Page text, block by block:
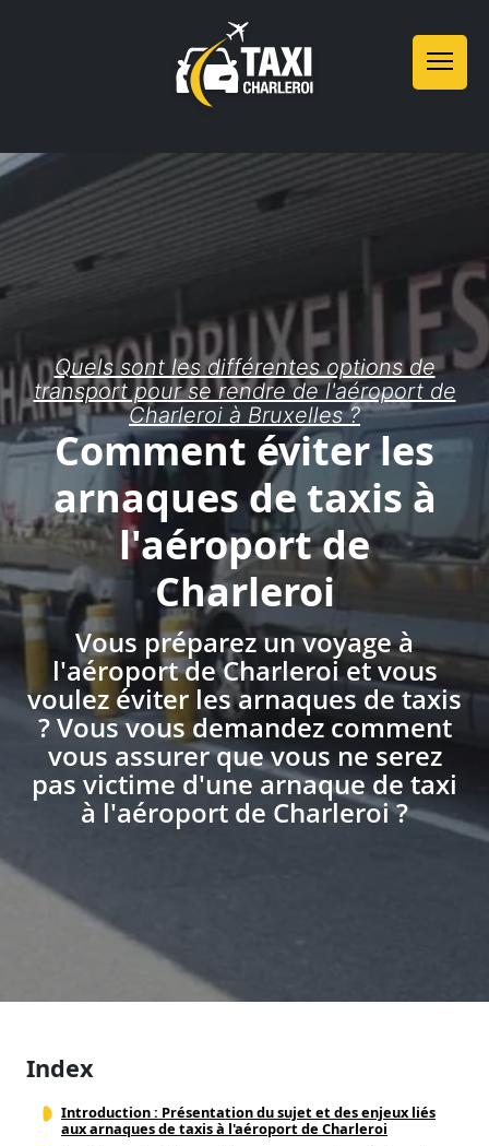
Quels sont les différentes options de
transport pour se rendre de l'aéroport de
Charleroi à Bruxelles ?
Comment éviter les
arnaques de taxis à
l'aéroport de
Charleroi
Vous préparez un voyage à
l'aéroport de Charleroi et vous
voulez éviter les arnaques de taxis
? Vous vous demandez comment
vous assurer que vous ne serez
pas victime d'une arnaque de taxi
à l'aéroport de Charleroi ?
Index
Introduction : Présentation du sujet et des enjeux liés
aux arnaques de taxis à l'aéroport de Charleroi